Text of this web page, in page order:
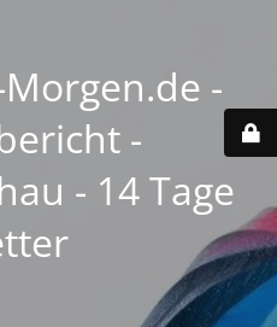
-
-
- 14 Tage